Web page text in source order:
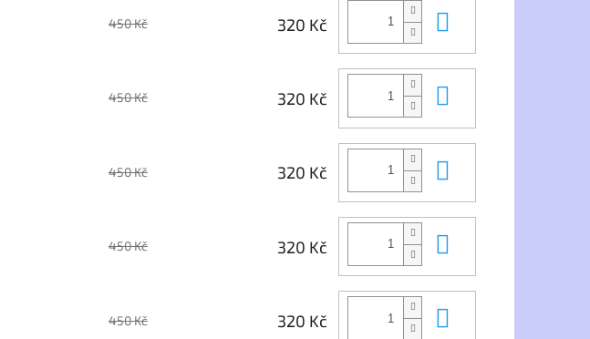
450 Kč 320 Kč
450 Kč 320 Kč
450 Kč 320 Kč
450 Kč 320 Kč
450 Kč 320 Kč